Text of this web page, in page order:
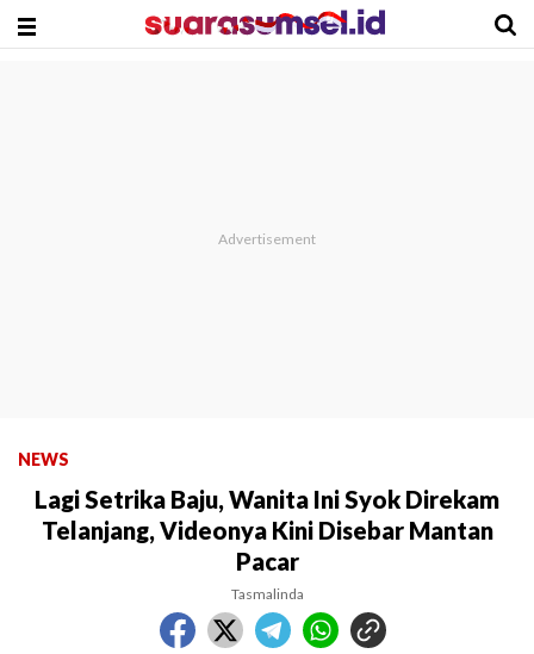
NEWS
Lagi Setrika Baju, Wanita Ini Syok Direkam
Telanjang, Videonya Kini Disebar Mantan
Pacar
Tasmalinda